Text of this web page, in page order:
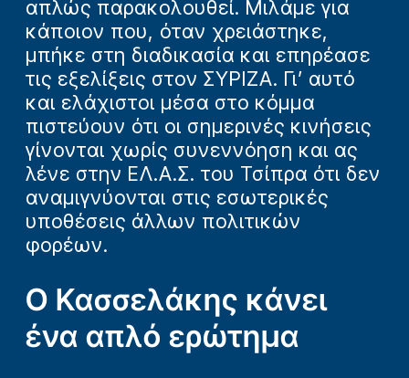
απλώς παρακολουθεί. Μιλάμε για
κάποιον που, όταν χρειάστηκε,
μπήκε στη διαδικασία και επηρέασε
τις εξελίξεις στον ΣΥΡΙΖΑ. Γι’ αυτό
και ελάχιστοι μέσα στο κόμμα
πιστεύουν ότι οι σημερινές κινήσεις
γίνονται χωρίς συνεννόηση και ας
λένε στην ΕΛ.Α.Σ. του Τσίπρα ότι δεν
αναμιγνύονται στις εσωτερικές
υποθέσεις άλλων πολιτικών
φορέων.
Ο Κασσελάκης κάνει
ένα απλό ερώτημα